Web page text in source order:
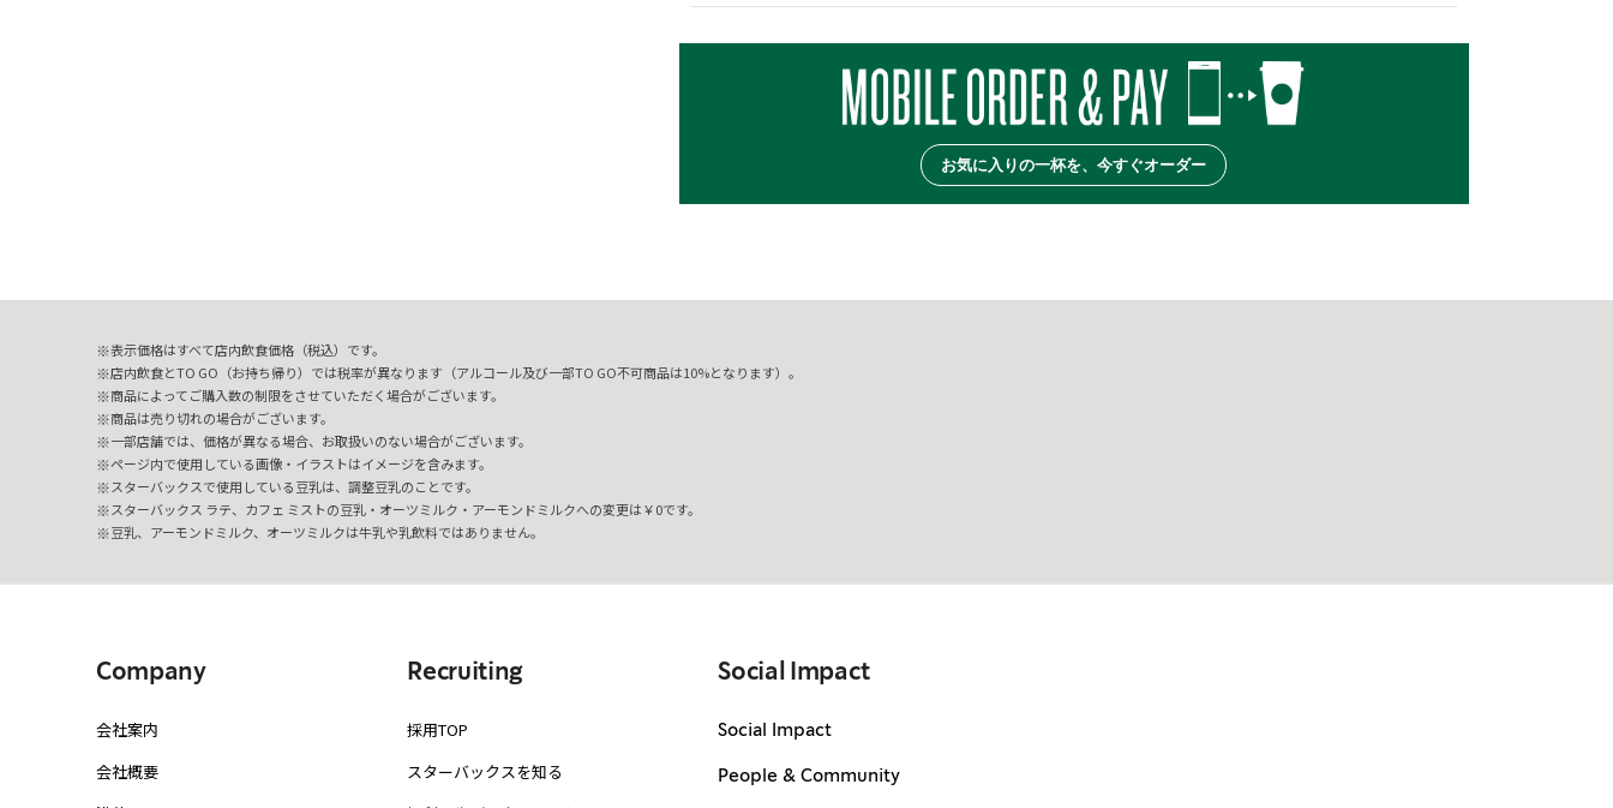
お気に入りの一杯を、今すぐオーダー
表示価格はすべて店内飲食価格（税込）です。
店内飲食とTO GO（お持ち帰り）では税率が異なります（アルコール及び一部TO GO不可商品は10%となります）。
商品によってご購入数の制限をさせていただく場合がございます。
商品は売り切れの場合がございます。
一部店舗では、価格が異なる場合、お取扱いのない場合がございます。
ページ内で使用している画像・イラストはイメージを含みます。
スターバックスで使用している豆乳は、調整豆乳のことです。
スターバックス ラテ、カフェ ミストの豆乳・オーツミルク・アーモンドミルクへの変更は￥0です。
豆乳、アーモンドミルク、オーツミルクは牛乳や乳飲料ではありません。
Company
会社案内
会社概要
Recruiting
採用TOP
スターバックスを知る
Social Impact
Social Impact
People & Community